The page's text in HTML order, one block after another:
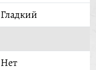
Гладкий
Нет